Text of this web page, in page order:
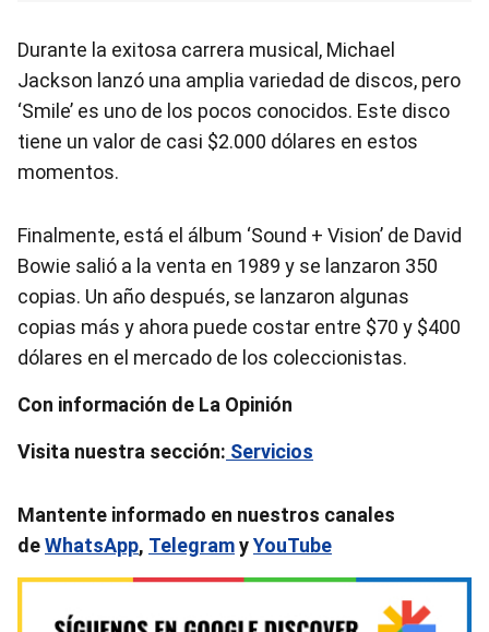
Durante la exitosa carrera musical, Michael
Jackson lanzó una amplia variedad de discos, pero
‘Smile’ es uno de los pocos conocidos. Este disco
tiene un valor de casi $2.000 dólares en estos
momentos.
Finalmente, está el álbum ‘Sound + Vision’ de David
Bowie salió a la venta en 1989 y se lanzaron 350
copias. Un año después, se lanzaron algunas
copias más y ahora puede costar entre $70 y $400
dólares en el mercado de los coleccionistas.
Con información de La Opinión
Visita nuestra sección: Servicios
Mantente informado en nuestros canales
deWhatsApp, TelegramyYouTube